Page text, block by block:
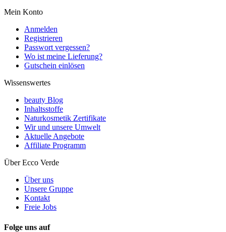
Mein Konto
Anmelden
Registrieren
Passwort vergessen?
Wo ist meine Lieferung?
Gutschein einlösen
Wissenswertes
beauty Blog
Inhaltsstoffe
Naturkosmetik Zertifikate
Wir und unsere Umwelt
Aktuelle Angebote
Affiliate Programm
Über Ecco Verde
Über uns
Unsere Gruppe
Kontakt
Freie Jobs
Folge uns auf